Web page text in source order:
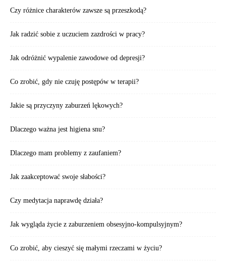
Czy różnice charakterów zawsze są przeszkodą?
Jak radzić sobie z uczuciem zazdrości w pracy?
Jak odróżnić wypalenie zawodowe od depresji?
Co zrobić, gdy nie czuję postępów w terapii?
Jakie są przyczyny zaburzeń lękowych?
Dlaczego ważna jest higiena snu?
Dlaczego mam problemy z zaufaniem?
Jak zaakceptować swoje słabości?
Czy medytacja naprawdę działa?
Jak wygląda życie z zaburzeniem obsesyjno-kompulsyjnym?
Co zrobić, aby cieszyć się małymi rzeczami w życiu?